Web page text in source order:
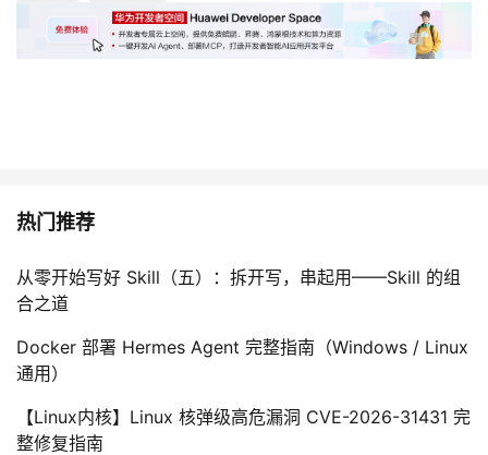
热门推荐
从零开始写好 Skill（五）：拆开写，串起用——Skill 的组
合之道
Docker 部署 Hermes Agent 完整指南（Windows / Linux
通用）
【Linux内核】Linux 核弹级高危漏洞 CVE-2026-31431 完
整修复指南